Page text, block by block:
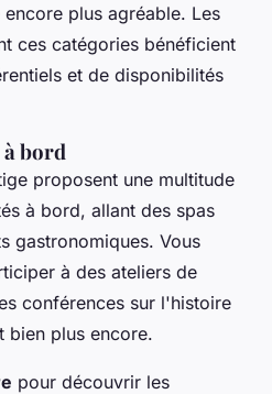
plus agréable. Les
ces catégories bénéficient
et de disponibilités
bord
proposent une multitude
à bord, allant des spas
gastronomiques. Vous
à des ateliers de
conférences sur l'histoire
bien plus encore.
pour découvrir les